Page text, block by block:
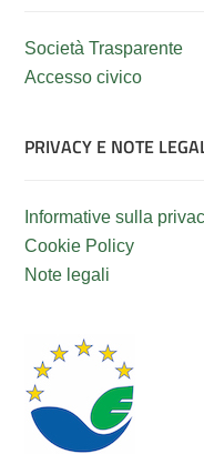
Società Trasparente
Accesso civico
PRIVACY E NOTE
Informative sulla
Cookie Policy
Note legali